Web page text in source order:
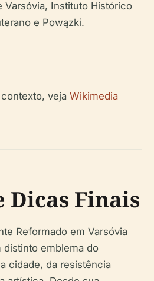
Varsóvia, Instituto Histórico
e Powązki.
veja Wikimedia
Dicas Finais
Reformado em Varsóvia
emblema do
cidade, da resistência